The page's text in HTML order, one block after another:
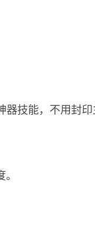
器技能，不用封